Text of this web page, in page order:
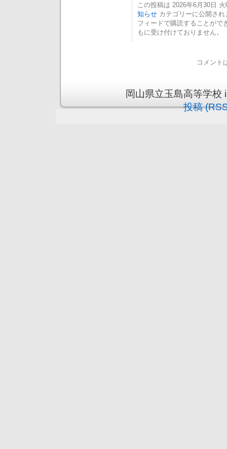
この投稿は 2026年6月30日
知らせ カテゴリーに公開さ
フィードで購読することがで
もに受け付けておりません。
コメント
岡山県立玉島高等学
投稿